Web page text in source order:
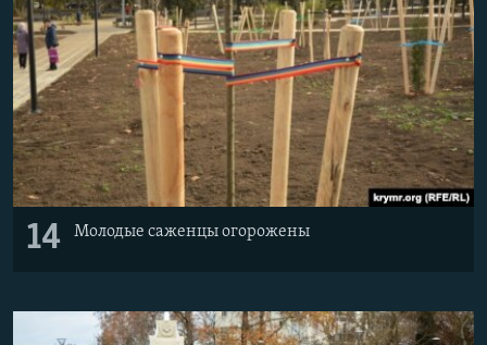
14 Молодые саженцы огорожены